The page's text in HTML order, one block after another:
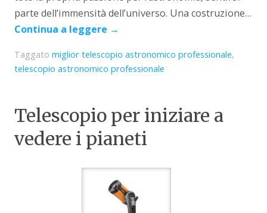
parte dell’immensità dell’universo. Una costruzione…
Continua a leggere →
Taggatomiglior telescopio astronomico professionale,
telescopio astronomico professionale
Telescopio per iniziare a
vedere i pianeti